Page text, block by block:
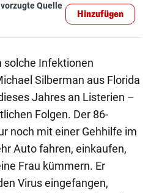
Quelle
Hinzufügen
solche Infektionen
Silberman aus Florida
Jahres an Listerien –
Folgen. Der 86-
noch mit einer Gehhilfe im
Auto fahren, einkaufen,
Frau kümmern. Er
Virus eingefangen,